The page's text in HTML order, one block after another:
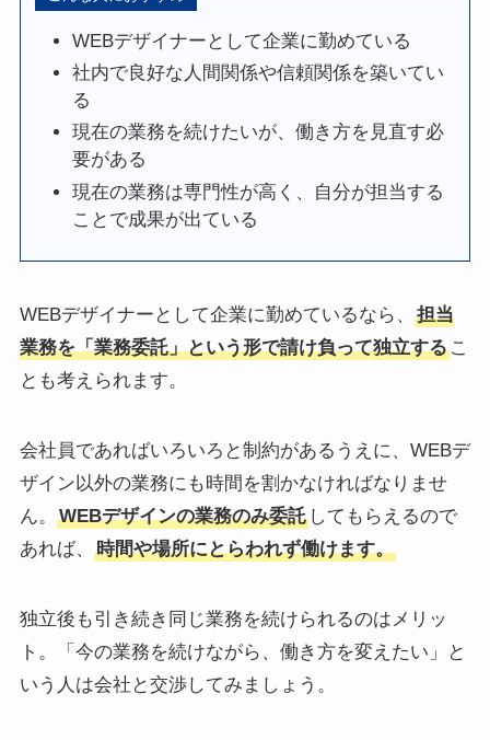
WEBデザイナーとして企業に勤めている
社内で良好な人間関係や信頼関係を築いてい
る
現在の業務を続けたいが、働き方を見直す必
要がある
現在の業務は専門性が高く、自分が担当する
ことで成果が出ている
WEBデザイナーとして企業に勤めているなら、
担当
業務を「業務委託」という形で請け負って独立するこ
とも考えられます。
会社員であればいろいろと制約があるうえに、WEBデ
ザイン以外の業務にも時間を割かなければなりませ
ん。
WEBデザインの業務のみ委託してもらえるので
あれば、
時間や場所にとらわれず働けます。
独立後も引き続き同じ業務を続けられるのはメリッ
ト。「今の業務を続けながら、働き方を変えたい」と
いう人は会社と交渉してみましょう。